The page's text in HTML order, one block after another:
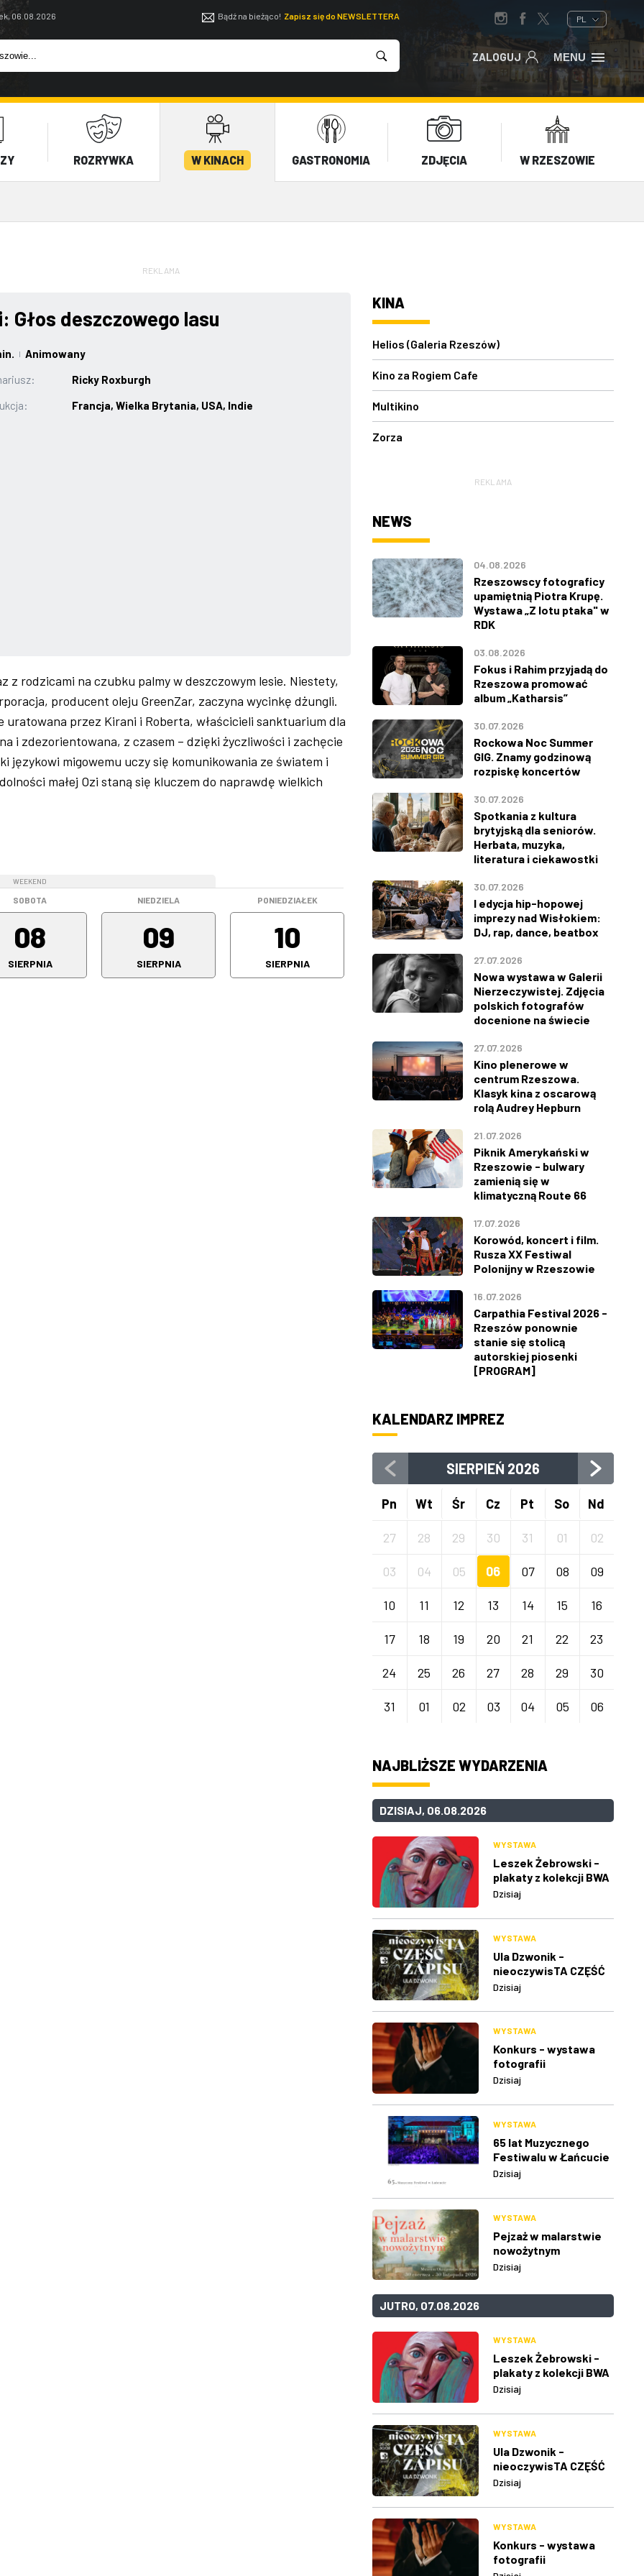
06.08.2026 Bądź na bieżąco! Zapisz się do NEWSLETTERA PL
ZALOGUJ MENU
ROZRYWKA W KINACH GASTRONOMIA ZDJĘCIA W RZESZOWIE
REKLAMA
Głos deszczowego lasu
|
Animowany
Ricky Roxburgh
Francja, Wielka Brytania, USA, Indie
z rodzicami na czubku palmy w deszczowym lesie. Niestety,
producent oleju GreenZar, zaczyna wycinkę dżungli.
uratowana przez Kirani i Roberta, właścicieli sanktuarium dla
i zdezorientowana, z czasem – dzięki życzliwości i zachęcie
językowi migowemu uczy się komunikowania ze światem i
małej Ozi staną się kluczem do naprawdę wielkich
WEEKEND
SOBOTA
08
SIERPNIA
NIEDZIELA
09
SIERPNIA
PONIEDZIAŁEK
10
SIERPNIA
WTOREK
11
SIERPNIA
ŚRODA
12
KINA
Helios (Galeria Rzeszów)
Kino za Rogiem Cafe
Multikino
Zorza
REKLAMA
NEWS
04.08.2026
Rzeszowscy fotograficy
upamiętnią Piotra Krupę.
Wystawa „Z lotu ptaka" w
RDK
03.08.2026
Fokus i Rahim przyjadą do
Rzeszowa promować
album „Katharsis”
30.07.2026
Rockowa Noc Summer
GIG. Znamy godzinową
rozpiskę koncertów
30.07.2026
Spotkania z kultura
brytyjską dla seniorów.
Herbata, muzyka,
literatura i ciekawostki
30.07.2026
I edycja hip-hopowej
imprezy nad Wisłokiem:
DJ, rap, dance, beatbox
27.07.2026
Nowa wystawa w Galerii
Nierzeczywistej. Zdjęcia
polskich fotografów
docenione na świecie
27.07.2026
Kino plenerowe w
centrum Rzeszowa.
Klasyk kina z oscarową
rolą Audrey Hepburn
21.07.2026
Piknik Amerykański w
Rzeszowie - bulwary
zamienią się w
klimatyczną Route 66
17.07.2026
Korowód, koncert i film.
Rusza XX Festiwal
Polonijny w Rzeszowie
16.07.2026
Carpathia Festival 2026 -
Rzeszów ponownie
stanie się stolicą
autorskiej piosenki
[PROGRAM]
KALENDARZ IMPREZ
SIERPIEŃ 2026
Pn Wt Śr Cz Pt So Nd
27 28 29 30 31 01 02
03 04 05 06 07 08 09
10 11 12 13 14 15 16
17 18 19 20 21 22 23
24 25 26 27 28 29 30
31 01 02 03 04 05 06
NAJBLIŻSZE WYDARZENIA
DZISIAJ, 06.08.2026
WYSTAWA
Leszek Żebrowski -
plakaty z kolekcji BWA
w Rzeszowie
Dzisiaj
WYSTAWA
Ula Dzwonik -
nieoczywisTA CZĘŚĆ
ZAPISU
Dzisiaj
WYSTAWA
Konkurs - wystawa
fotografii
Dzisiaj
WYSTAWA
65 lat Muzycznego
Festiwalu w Łańcucie
Dzisiaj
WYSTAWA
Pejzaż w malarstwie
nowożytnym
Dzisiaj
JUTRO, 07.08.2026
WYSTAWA
Leszek Żebrowski -
plakaty z kolekcji BWA
w Rzeszowie
Dzisiaj
WYSTAWA
Ula Dzwonik -
nieoczywisTA CZĘŚĆ
ZAPISU
Dzisiaj
WYSTAWA
Konkurs - wystawa
fotografii